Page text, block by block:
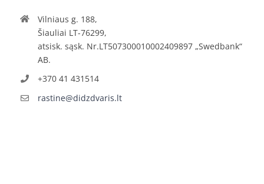
Vilniaus g. 188,
Šiauliai LT-76299,
atsisk. sąsk. Nr.LT507300010002409897 „Swedbank“
AB.
+370 41 431514
rastine@didzdvaris.lt